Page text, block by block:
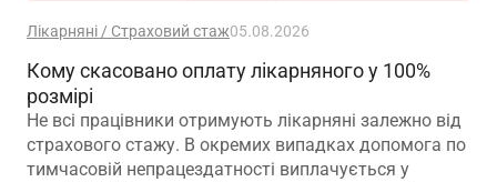
Лікарняні / Страховий стаж05.08.2026
Кому скасовано оплату лікарняного у 100%
розмірі
Не всі працівники отримують лікарняні залежно від
страхового стажу. В окремих випадках допомога по
тимчасовій непрацездатності виплачується у